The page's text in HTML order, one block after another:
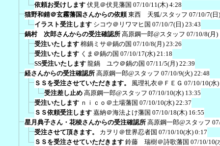
依頼お受けします 伏見＠伏見藩国 07/10/11(木) 4:28
猫野和錆＠玄霧藩国さんからの依頼 東西 天狐/スタッフ 07/10/7(日
イラスト受注します シコウ＠リワマヒ国 07/10/7(日) 23:43
鍋村 次郎さんからの受注確認所 高原鋼一郎@スタッフ 07/10/8(月)
受注いたします 棉鍋ミサ＠鍋の国 07/10/8(月) 23:26
受注いたします くま＠鍋の国 07/10/17(水) 21:18
SS受注いたします 龍鍋 ユウ＠鍋の国 07/11/5(月) 22:39
経さんからの受注確認所 高原鋼一郎@スタッフ 07/10/9(火) 22:48
ＳＳを受注させていただきます。
風理礼衣＠ＦＥＧ 07/10/10(水
受注差し止め 高原鋼一郎@スタッフ 07/10/10(水) 13:35
受注いたします ｎｉｃｏ＠土場藩国 07/10/10(水) 22:37
ＳＳ依頼受注します 嘉納＠海法よけ藩国 07/10/18(木) 16:55
星月典子さん・花稜さんからの受注確認所 高原鋼一郎@スタッフ
受注させて頂きます。
カヲリ＠世界忍者国 07/10/10(水) 0:17
ＳＳを受注させていただきます 鈴藤 瑞樹＠詩歌藩国 07/10/10(